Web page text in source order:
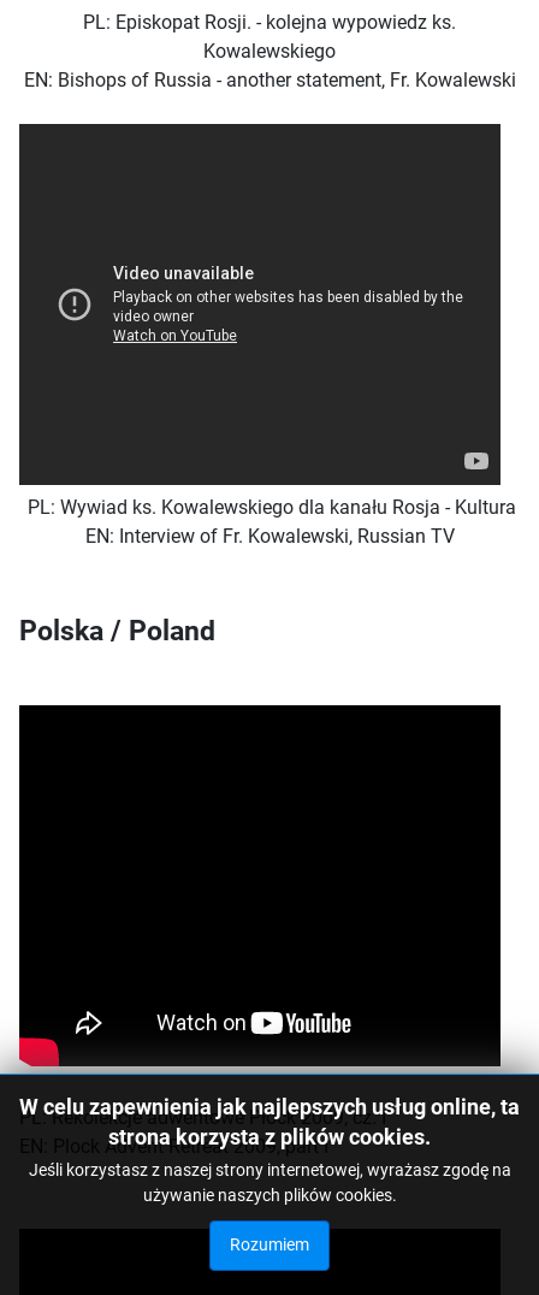
PL: Episkopat Rosji. - kolejna wypowiedz ks.
Kowalewskiego
EN: Bishops of Russia - another statement, Fr. Kowalewski
PL: Wywiad ks. Kowalewskiego dla kanału Rosja - Kultura
EN: Interview of Fr. Kowalewski, Russian TV
Polska / Poland
PL: Rekolekcje adwentowe Płock 2009, cz. I
EN: Plock Advent Retreat 2009, part I
W celu zapewnienia jak najlepszych usług online, ta
strona korzysta z plików cookies.
Jeśli korzystasz z naszej strony internetowej, wyrażasz zgodę na
używanie naszych plików cookies.
Rozumiem